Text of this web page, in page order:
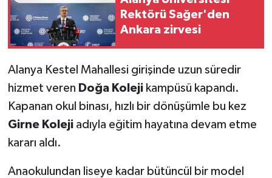
Rektörü Sağer'den
Ankara zirvesi
Alanya Kestel Mahallesi girişinde uzun süredir
hizmet veren Doğa Kolejikampüsü kapandı.
Kapanan okul binası, hızlı bir dönüşümle bu kez
Girne Kolejiadıyla eğitim hayatına devam etme
kararı aldı.
Anaokulundan liseye kadar bütüncül bir model